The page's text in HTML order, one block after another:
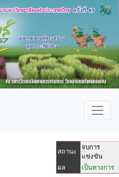
สถานะ
จบการ
แข่งขัน
ผล
เป็นทางการ